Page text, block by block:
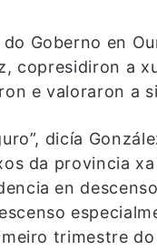
Goberno en
copresidiron a
e valoraron a
dicía
da provincia
en
trimestre